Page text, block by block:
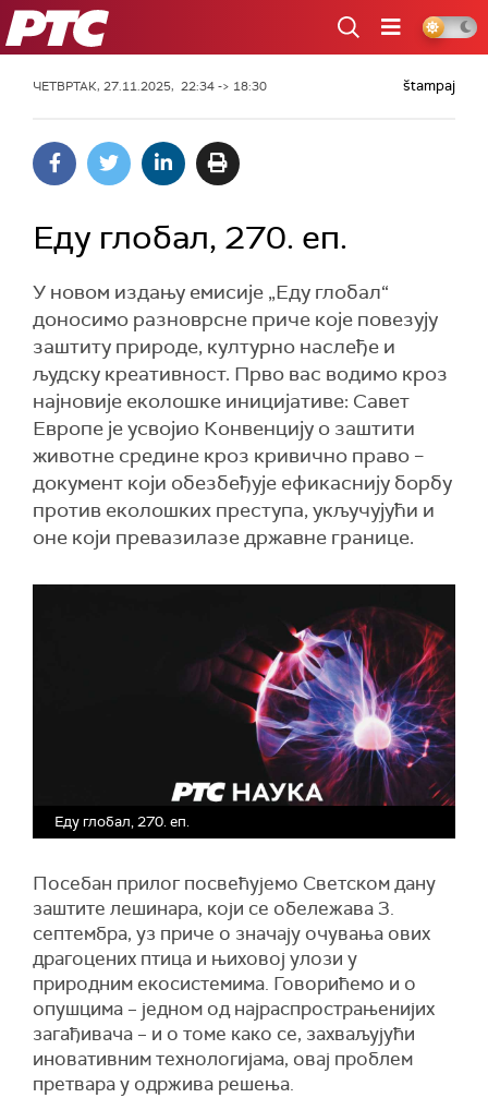
РТС
ЧЕТВРТАК, 27.11.2025, 22:34 -> 18:30 štampaj
Еду глобал, 270. еп.
У новом издању емисије „Еду глобал“
доносимо разноврсне приче које повезују
заштиту природе, културно наслеђе и
људску креативност. Прво вас водимо кроз
најновије еколошке иницијативе: Савет
Европе је усвојио Конвенцију о заштити
животне средине кроз кривично право –
документ који обезбеђује ефикаснију борбу
против еколошких преступа, укључујући и
оне који превазилазе државне границе.
Еду глобал, 270. еп.
Посебан прилог посвећујемо Светском дану
заштите лешинара, који се обележава 3.
септембра, уз приче о значају очувања ових
драгоцених птица и њиховој улози у
природним екосистемима. Говорићемо и о
опушцима – једном од најраспрострањенијих
загађивача – и о томе како се, захваљујући
иновативним технологијама, овај проблем
претвара у одржива решења.